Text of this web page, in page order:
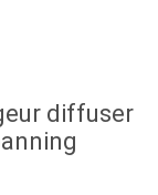
diffuser